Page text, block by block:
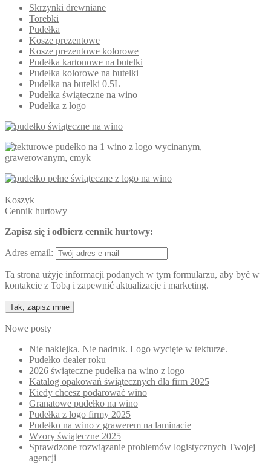
Skrzynki drewniane
Torebki
Pudełka
Kosze prezentowe
Kosze prezentowe kolorowe
Pudełka kartonowe na butelki
Pudełka kolorowe na butelki
Pudełka na butelki 0.5L
Pudełka świąteczne na wino
Pudełka z logo
Koszyk
Cennik hurtowy
Zapisz się i odbierz cennik hurtowy:
Adres email:
Ta strona użyje informacji podanych w tym formularzu, aby być w
kontakcie z Tobą i zapewnić aktualizacje i marketing.
Nowe posty
Nie naklejka. Nie nadruk. Logo wycięte w tekturze.
Pudełko dealer roku
2026 świąteczne pudełka na wino z logo
Katalog opakowań świątecznych dla firm 2025
Kiedy chcesz podarować wino
Granatowe pudełko na wino
Pudełka z logo firmy 2025
Pudełko na wino z grawerem na laminacie
Wzory świąteczne 2025
Sprawdzone rozwiązanie problemów logistycznych Twojej
agencji